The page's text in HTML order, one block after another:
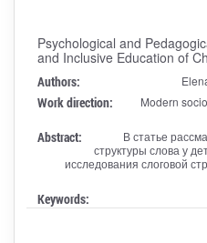
Psychological and
and Inclusive Education of
Authors:
Work direction:
Modern
Abstract:
В статье
структуры слова у
исследования слоговой
Keywords: